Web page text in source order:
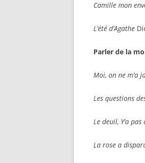
Camille mon
L’été d’Agathe
Parler de la
Moi, on ne m’a
Les questions
Le deuil, Y’a
La rose a